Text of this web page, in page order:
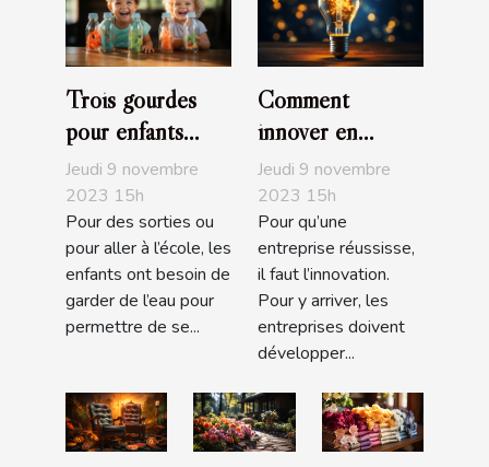
Trois gourdes
pour enfants
recommandés
Jeudi 9 novembre
2023 15h
Pour des sorties ou
pour aller à l’école, les
enfants ont besoin de
garder de l’eau pour
permettre de se...
Comment
innover en
entreprise ?
Jeudi 9 novembre
2023 15h
Pour qu’une
entreprise réussisse,
il faut l’innovation.
Pour y arriver, les
entreprises doivent
développer...